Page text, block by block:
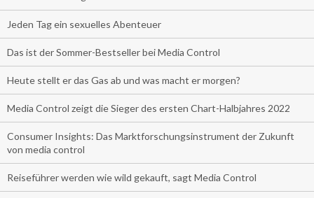
Jeden Tag ein sexuelles Abenteuer
Das ist der Sommer-Bestseller bei Media Control
Heute stellt er das Gas ab und was macht er morgen?
Media Control zeigt die Sieger des ersten Chart-Halbjahres 2022
Consumer Insights: Das Marktforschungsinstrument der Zukunft
von media control
Reiseführer werden wie wild gekauft, sagt Media Control